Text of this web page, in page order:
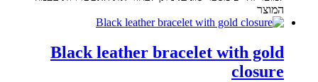
המוצר
Black leather bracelet with gold
closure